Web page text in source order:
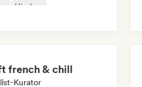
Hip-hop
french & chill
Kurator